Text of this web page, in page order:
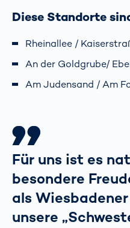
Diese Standorte
Rheinallee /
An der Goldgrube/
Am Judensand / Am
Für uns ist es
besondere
als
unsere